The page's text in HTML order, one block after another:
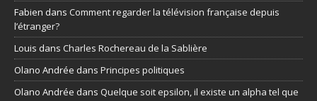
Fabien dans Comment regarder la télévision française depuis
l’étranger?
Louis dans Charles Rochereau de la Sablière
Olano Andrée dans Principes politiques
Olano Andrée dans Quelque soit epsilon, il existe un alpha tel que